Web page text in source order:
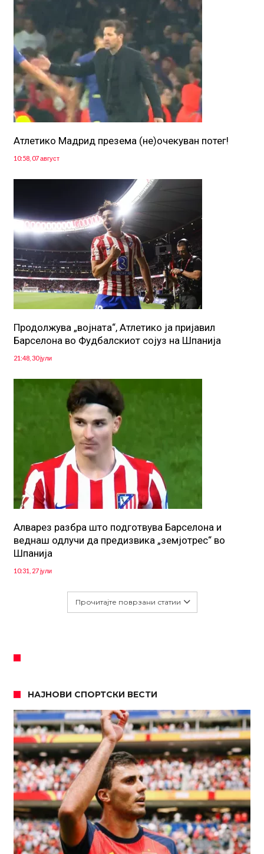
Атлетико Мадрид презема (не)очекуван потег!
10:58, 07 август
Продолжува „војната“, Атлетико ја пријавил
Барселона во Фудбалскиот сојуз на Шпанија
21:48, 30 јули
Алварез разбра што подготвува Барселона и
веднаш одлучи да предизвика „земјотрес“ во
Шпанија
10:31, 27 јули
Прочитајте поврзани статии
НАЈНОВИ СПОРТСКИ ВЕСТИ